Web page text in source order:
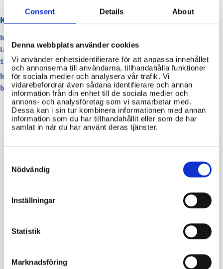
Consent Details About
Denna webbplats använder cookies
Vi använder enhetsidentifierare för att anpassa innehållet
och annonserna till användarna, tillhandahålla funktioner
för sociala medier och analysera vår trafik. Vi
vidarebefordrar även sådana identifierare och annan
information från din enhet till de sociala medier och
annons- och analysföretag som vi samarbetar med.
Dessa kan i sin tur kombinera informationen med annan
information som du har tillhandahållit eller som de har
samlat in när du har använt deras tjänster.
Selection
Nödvändig
Inställningar
Statistik
Marknadsföring
KÄLLOR
https://www.riksdagen.se/sv/dokument-och-
lagar/dokument/svensk-forfattningssamling/polislag-
1984387_sfs-1984-387/
https://polisen.se/om-polisen/polisens-arbete/polisens-
befogenheter/
riksdagen.se polisen.se
Vilka frågor är polisen tillåten att